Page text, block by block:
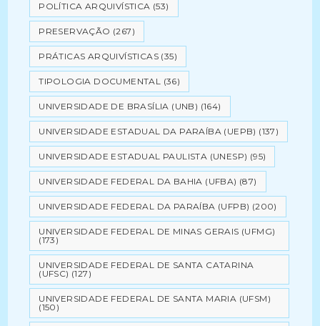
POLÍTICA ARQUIVÍSTICA (53)
PRESERVAÇÃO (267)
PRÁTICAS ARQUIVÍSTICAS (35)
TIPOLOGIA DOCUMENTAL (36)
UNIVERSIDADE DE BRASÍLIA (UNB) (164)
UNIVERSIDADE ESTADUAL DA PARAÍBA (UEPB) (137)
UNIVERSIDADE ESTADUAL PAULISTA (UNESP) (95)
UNIVERSIDADE FEDERAL DA BAHIA (UFBA) (87)
UNIVERSIDADE FEDERAL DA PARAÍBA (UFPB) (200)
UNIVERSIDADE FEDERAL DE MINAS GERAIS (UFMG)
(173)
UNIVERSIDADE FEDERAL DE SANTA CATARINA
(UFSC) (127)
UNIVERSIDADE FEDERAL DE SANTA MARIA (UFSM)
(150)